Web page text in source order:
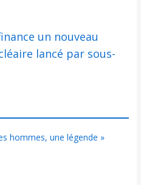
un nouveau
lancé par sous-
hommes, une légende »